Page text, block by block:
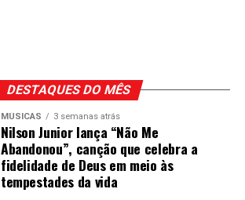
DESTAQUES DO MÊS
MÚSICAS 3 semanas atrás
Nilson Junior lança “Não Me
Abandonou”, canção que celebra a
fidelidade de Deus em meio às
tempestades da vida